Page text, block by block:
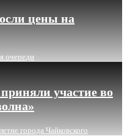
цены на
очереди
участие во
города Чайковского